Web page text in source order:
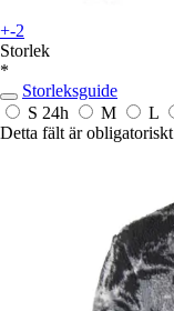
+-2
Storlek
*
Storleksguide
S 24h M L
Detta fält är obligatoriskt